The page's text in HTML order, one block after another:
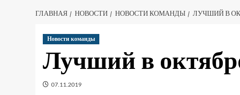
ГЛАВНАЯ НОВОСТИ НОВОСТИ КОМАНДЫ ЛУЧШИЙ В
Новости команды
Лучший в
07.11.2019